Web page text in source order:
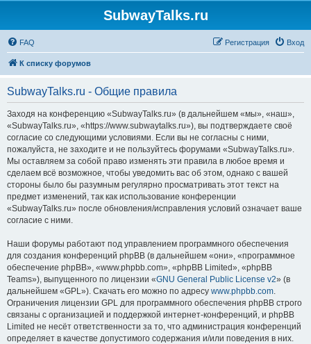
SubwayTalks.ru
FAQ Вход
Регистрация
К списку форумов
SubwayTalks.ru - Общие правила
Заходя на конференцию «SubwayTalks.ru» (в дальнейшем «мы», «наш»,
«SubwayTalks.ru», «https://www.subwaytalks.ru»), вы подтверждаете своё
согласие со следующими условиями. Если вы не согласны с ними,
пожалуйста, не заходите и не пользуйтесь форумами «SubwayTalks.ru».
Мы оставляем за собой право изменять эти правила в любое время и
сделаем всё возможное, чтобы уведомить вас об этом, однако с вашей
стороны было бы разумным регулярно просматривать этот текст на
предмет изменений, так как использование конференции
«SubwayTalks.ru» после обновления/исправления условий означает ваше
согласие с ними.
Наши форумы работают под управлением программного обеспечения
для создания конференций phpBB (в дальнейшем «они», «программное
обеспечение phpBB», «www.phpbb.com», «phpBB Limited», «phpBB
Teams»), выпущенного по лицензии «GNU General Public License v2» (в
дальнейшем «GPL»). Скачать его можно по адресу www.phpbb.com.
Ограничения лицензии GPL для программного обеспечения phpBB строго
связаны с организацией и поддержкой интернет-конференций, и phpBB
Limited не несёт ответственности за то, что администрация конференций
определяет в качестве допустимого содержания и/или поведения в них.